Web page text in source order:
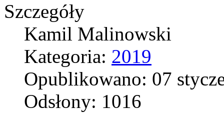
Szczegóły
Kamil Malinowski
Kategoria: 2019
Opublikowano: 07
Odsłony: 1016